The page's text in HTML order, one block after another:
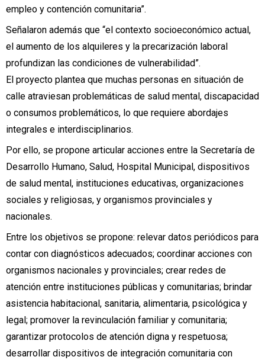
empleo y contención comunitaria”.
Señalaron además que “el contexto socioeconómico actual,
el aumento de los alquileres y la precarización laboral
profundizan las condiciones de vulnerabilidad”.
El proyecto plantea que muchas personas en situación de
calle atraviesan problemáticas de salud mental, discapacidad
o consumos problemáticos, lo que requiere abordajes
integrales e interdisciplinarios.
Por ello, se propone articular acciones entre la Secretaría de
Desarrollo Humano, Salud, Hospital Municipal, dispositivos
de salud mental, instituciones educativas, organizaciones
sociales y religiosas, y organismos provinciales y
nacionales.
Entre los objetivos se propone: relevar datos periódicos para
contar con diagnósticos adecuados; coordinar acciones con
organismos nacionales y provinciales; crear redes de
atención entre instituciones públicas y comunitarias; brindar
asistencia habitacional, sanitaria, alimentaria, psicológica y
legal; promover la revinculación familiar y comunitaria;
garantizar protocolos de atención digna y respetuosa;
desarrollar dispositivos de integración comunitaria con